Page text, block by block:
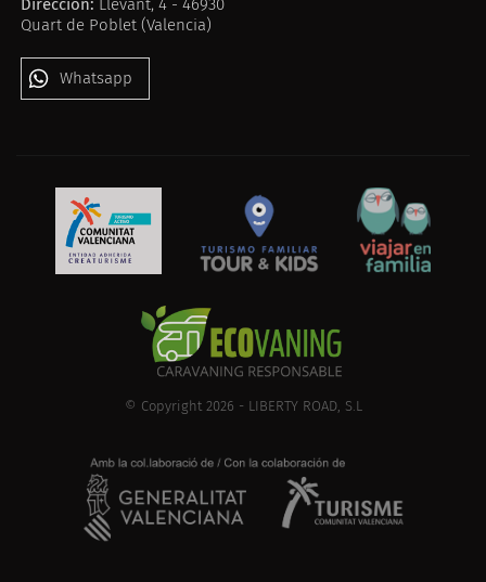
Dirección: Llevant, 4 - 46930
Quart de Poblet (Valencia)
Whatsapp
© Copyright 2026 - LIBERTY ROAD, S.L